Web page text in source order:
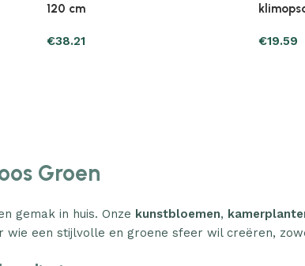
cm vurenhout grijs
€46.05
cm
€85.25
Groen
gemak in huis. Onze kunstbloemen,
een stijlvolle en groene sfeer wil creëren,